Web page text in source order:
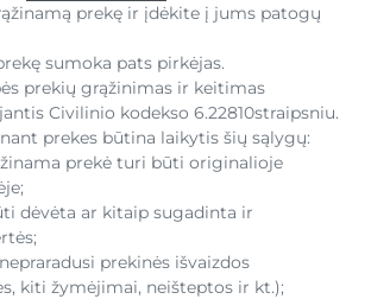
prekę ir įdėkite į jums patogų
sumoka pats pirkėjas.
prekių grąžinimas ir keitimas
Civilinio kodekso 6.22810straipsniu.
prekes būtina laikytis šių sąlygų:
prekė turi būti originalioje
dėvėta ar kitaip sugadinta ir
prekinės išvaizdos
kiti žymėjimai, neišteptos ir kt.);